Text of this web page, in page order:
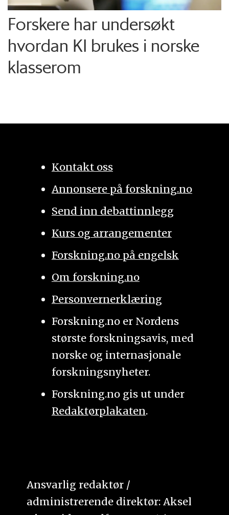
Forskere har undersøkt
hvordan KI brukes i norske
klasserom
Kontakt oss
Annonsere på forskning.no
Send inn debattinnlegg
Kurs og arrangementer
Forskning.no på engelsk
Om forskning.no
Personvernerklæring
Forskning.no er Nordens
største forskningsavis, med
norske og internasjonale
forskningsnyheter.
Forskning.no gis ut under
Redaktørplakaten.
Ansvarlig redaktør /
administrerende direktør: Aksel